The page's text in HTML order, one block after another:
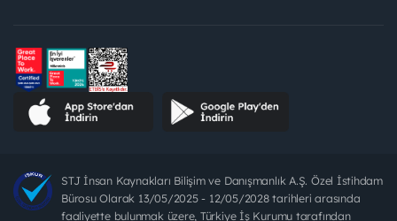
STJ İnsan Kaynakları Bilişim ve Danışmanlık A.Ş. Özel İstihdam
Bürosu Olarak 13/05/2025 - 12/05/2028 tarihleri arasında
faaliyette bulunmak üzere, Türkiye İş Kurumu tarafından